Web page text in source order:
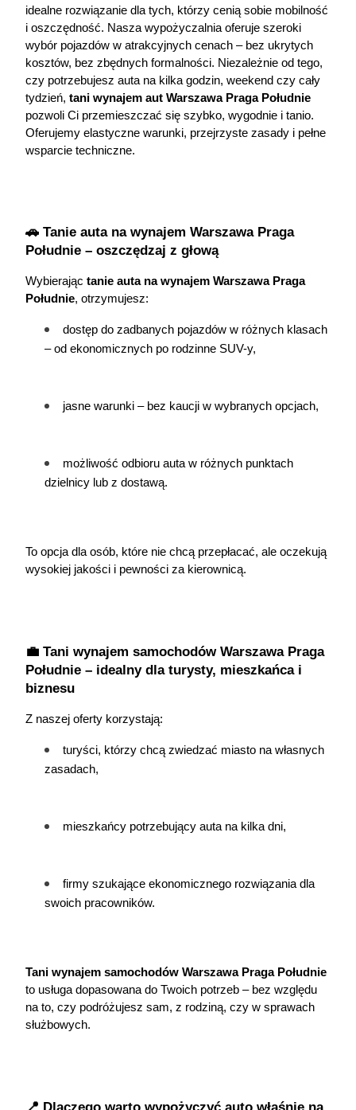
idealne rozwiązanie dla tych, którzy cenią sobie mobilność
i oszczędność. Nasza wypożyczalnia oferuje szeroki
wybór pojazdów w atrakcyjnych cenach – bez ukrytych
kosztów, bez zbędnych formalności. Niezależnie od tego,
czy potrzebujesz auta na kilka godzin, weekend czy cały
tydzień, tani wynajem aut Warszawa Praga Południe
pozwoli Ci przemieszczać się szybko, wygodnie i tanio.
Oferujemy elastyczne warunki, przejrzyste zasady i pełne
wsparcie techniczne.
🚗 Tanie auta na wynajem Warszawa Praga
Południe – oszczędzaj z głową
Wybierając tanie auta na wynajem Warszawa Praga
Południe, otrzymujesz:
dostęp do zadbanych pojazdów w różnych klasach
– od ekonomicznych po rodzinne SUV-y,
jasne warunki – bez kaucji w wybranych opcjach,
możliwość odbioru auta w różnych punktach
dzielnicy lub z dostawą.
To opcja dla osób, które nie chcą przepłacać, ale oczekują
wysokiej jakości i pewności za kierownicą.
💼 Tani wynajem samochodów Warszawa Praga
Południe – idealny dla turysty, mieszkańca i
biznesu
Z naszej oferty korzystają:
turyści, którzy chcą zwiedzać miasto na własnych
zasadach,
mieszkańcy potrzebujący auta na kilka dni,
firmy szukające ekonomicznego rozwiązania dla
swoich pracowników.
Tani wynajem samochodów Warszawa Praga Południe
to usługa dopasowana do Twoich potrzeb – bez względu
na to, czy podróżujesz sam, z rodziną, czy w sprawach
służbowych.
📍 Dlaczego warto wypożyczyć auto właśnie na